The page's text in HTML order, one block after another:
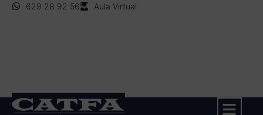
629 28 92 56 Aula Virtual